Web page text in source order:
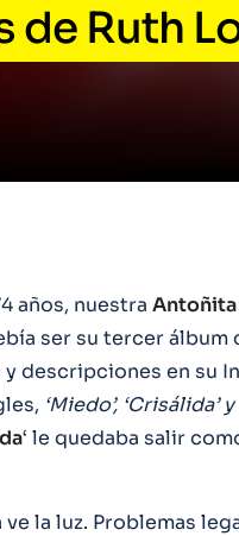
Ruth
años, nuestra Antoñita
ser su tercer álbum
descripciones en su
‘Miedo’, ‘Crisálida’
‘ le quedaba salir
la luz. Problemas